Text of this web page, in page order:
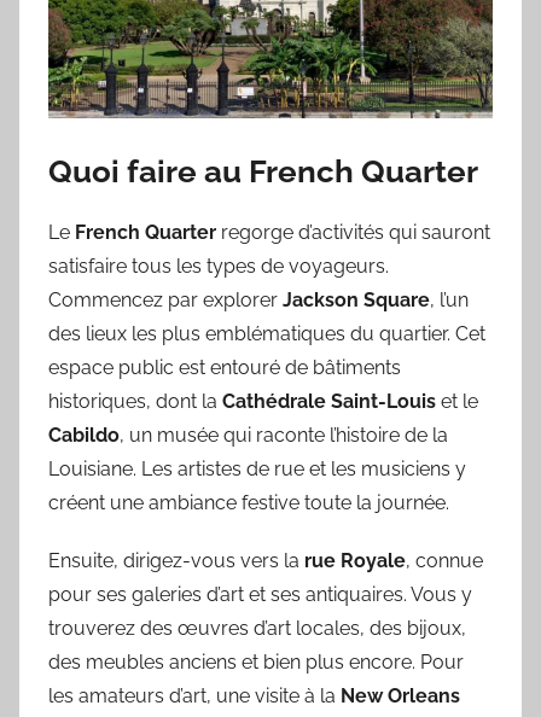
Quoi faire au French Quarter
Le French Quarter regorge d’activités qui sauront
satisfaire tous les types de voyageurs.
Commencez par explorer Jackson Square, l’un
des lieux les plus emblématiques du quartier. Cet
espace public est entouré de bâtiments
historiques, dont la Cathédrale Saint-Louis et le
Cabildo, un musée qui raconte l’histoire de la
Louisiane. Les artistes de rue et les musiciens y
créent une ambiance festive toute la journée.
Ensuite, dirigez-vous vers la rue Royale, connue
pour ses galeries d’art et ses antiquaires. Vous y
trouverez des œuvres d’art locales, des bijoux,
des meubles anciens et bien plus encore. Pour
les amateurs d’art, une visite à la New Orleans